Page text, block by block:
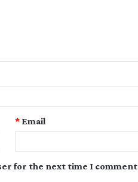
Email
*
for the next time I comment.